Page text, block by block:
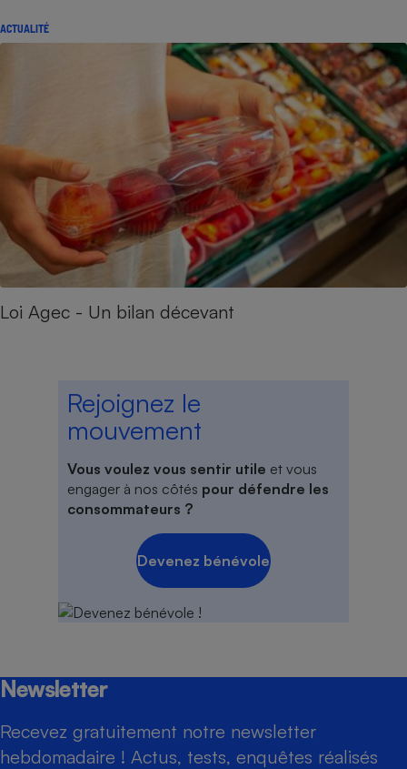
ACTUALITÉ
Loi Agec - Un bilan décevant
Rejoignez le
mouvement
Vous voulez vous sentir utile et vous
engager à nos côtés pour défendre les
consommateurs ?
Devenez bénévole
Newsletter
Recevez gratuitement notre newsletter
hebdomadaire ! Actus, tests, enquêtes réalisés